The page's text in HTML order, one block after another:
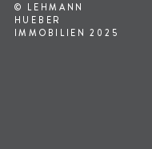
© LEHMANN
HUEBER
IMMOBILIEN 2025